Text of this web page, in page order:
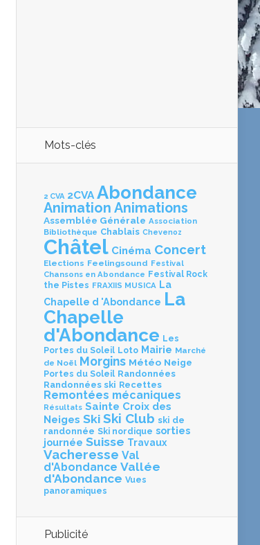
Mots-clés
2 CVA 2CVA Abondance
Animation Animations
Assemblée Générale Association
Bibliothèque Chablais Chevenoz
Châtel Cinéma Concert
Elections Feelingsound Festival
Chansons en Abondance Festival Rock
the Pistes FRAXIIS MUSICA La
Chapelle d 'Abondance La
Chapelle
d'Abondance Les
Portes du Soleil Loto Mairie Marché
de Noël Morgins Météo Neige
Portes du Soleil Randonnées
Randonnées ski Recettes
Remontées mécaniques
Résultats Sainte Croix des
Neiges Ski Ski Club ski de
randonnée Ski nordique sorties
journée Suisse Travaux
Vacheresse Val
d'Abondance Vallée
d'Abondance Vues
panoramiques
Publicité